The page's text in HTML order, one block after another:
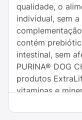
qualidade, o
individual, sem
contém
intestinal, sem
PURINA® DOG
produtos
vitaminas e
qualidade de
Porque juntos